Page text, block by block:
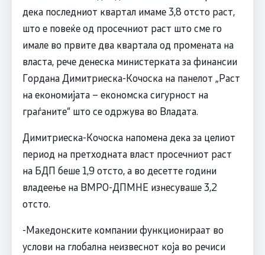
дека последниот квартал имаме 3,8 отсто раст,
што е повеќе од просечниот раст што сме го
имале во првите два квартала од промената на
власта, рече денеска министерката за финансии
Гордана Димитриеска-Кочоска на панелот „Раст
на економијата – економска сигурност на
граѓаните“ што се одржува во Владата.
Димитриеска-Кочоска напомена дека за целиот
период на претходната власт просечниот раст
на БДП беше 1,9 отсто, а во десетте години
владеење на ВМРО-ДПМНЕ изнесуваше 3,2
отсто.
-Македонските компании функционираат во
услови на глобална неизвеснот која во речиси